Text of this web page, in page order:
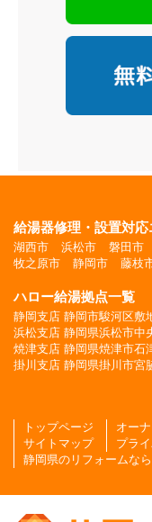
給湯器修理・設置対応
湖西市 浜松市 磐田市
牧之原市
静岡市 藤枝
ハロー給湯拠点一覧
静岡支店 静岡市駿河区敷
浜松支店 静岡県浜松市中
焼津支店 静岡県焼津市石
掛川支店 静岡県掛川市宮
トップページ オー
サイトマップ
プラ
静岡県のリフォームな